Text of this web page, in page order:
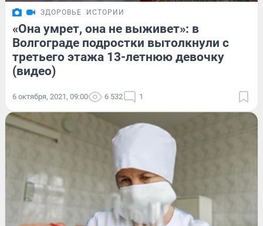
ЗДОРОВЬЕ ИСТОРИИ
«Она умрет, она не выживет»: в
Волгограде подростки вытолкнули с
третьего этажа 13-летнюю девочку
(видео)
6 октября, 2021, 09:00 6 532 1